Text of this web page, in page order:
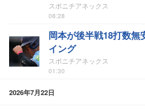
スポニチアネックス
08:28
岡本が後半戦18打数無
イング
スポニチアネックス
01:30
2026年7月22日